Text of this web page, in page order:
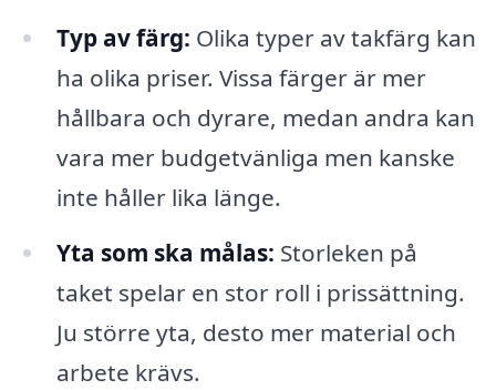
Typ av färg: Olika typer av takfärg kan
ha olika priser. Vissa färger är mer
hållbara och dyrare, medan andra kan
vara mer budgetvänliga men kanske
inte håller lika länge.
Yta som ska målas: Storleken på
taket spelar en stor roll i prissättning.
Ju större yta, desto mer material och
arbete krävs.